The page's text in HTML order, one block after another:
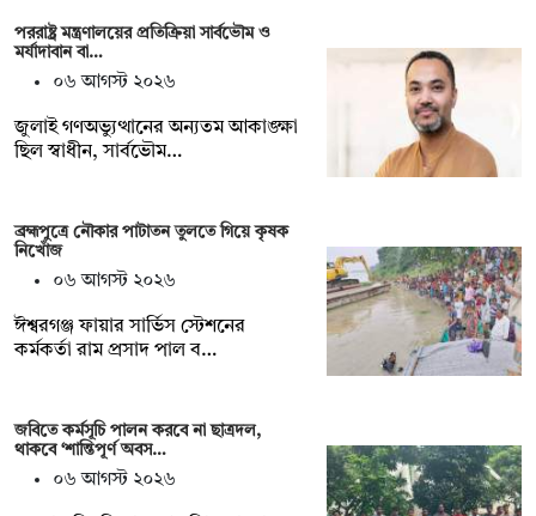
পররাষ্ট্র মন্ত্রণালয়ের প্রতিক্রিয়া সার্বভৌম ও
মর্যাদাবান বা…
০৬ আগস্ট ২০২৬
জুলাই গণঅভ্যুত্থানের অন্যতম আকাঙ্ক্ষা
ছিল স্বাধীন, সার্বভৌম…
ব্রহ্মপুত্রে নৌকার পাটাতন তুলতে গিয়ে কৃষক
নিখোঁজ
০৬ আগস্ট ২০২৬
ঈশ্বরগঞ্জ ফায়ার সার্ভিস স্টেশনের
কর্মকর্তা রাম প্রসাদ পাল ব…
জবিতে কর্মসূচি পালন করবে না ছাত্রদল,
থাকবে ‘শান্তিপূর্ণ অবস…
০৬ আগস্ট ২০২৬